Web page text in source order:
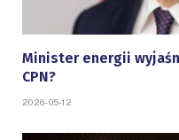
Minister energii
CPN?
2026-05-12